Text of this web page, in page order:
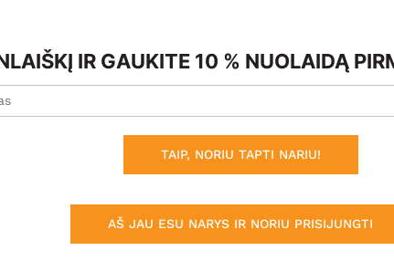
IR GAUKITE 10 % NUOLAIDĄ
TAIP, NORIU TAPTI NARIU!
AŠ JAU ESU NARYS IR NORIU PRISIJUNGTI